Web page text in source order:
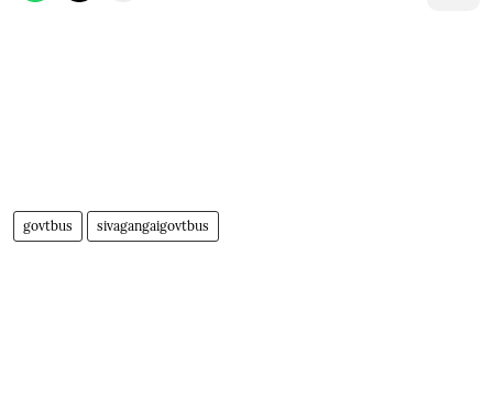
govtbus sivagangaigovtbus